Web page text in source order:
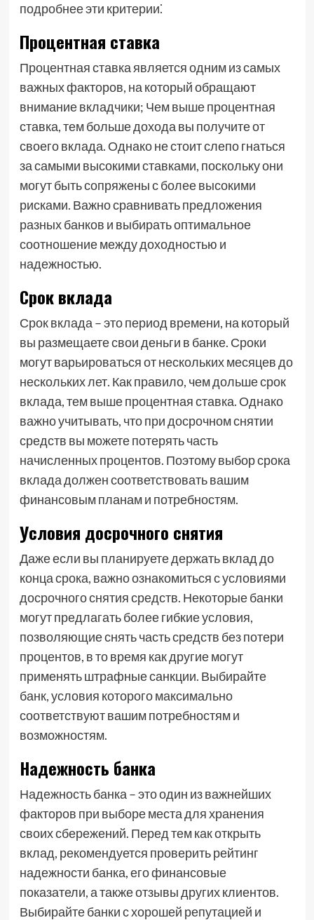
подробнее эти критерии⁚
Процентная ставка
Процентная ставка является одним из самых
важных факторов, на который обращают
внимание вкладчики; Чем выше процентная
ставка, тем больше дохода вы получите от
своего вклада. Однако не стоит слепо гнаться
за самыми высокими ставками, поскольку они
могут быть сопряжены с более высокими
рисками. Важно сравнивать предложения
разных банков и выбирать оптимальное
соотношение между доходностью и
надежностью.
Срок вклада
Срок вклада – это период времени, на который
вы размещаете свои деньги в банке. Сроки
могут варьироваться от нескольких месяцев до
нескольких лет. Как правило, чем дольше срок
вклада, тем выше процентная ставка. Однако
важно учитывать, что при досрочном снятии
средств вы можете потерять часть
начисленных процентов. Поэтому выбор срока
вклада должен соответствовать вашим
финансовым планам и потребностям.
Условия досрочного снятия
Даже если вы планируете держать вклад до
конца срока, важно ознакомиться с условиями
досрочного снятия средств. Некоторые банки
могут предлагать более гибкие условия,
позволяющие снять часть средств без потери
процентов, в то время как другие могут
применять штрафные санкции. Выбирайте
банк, условия которого максимально
соответствуют вашим потребностям и
возможностям.
Надежность банка
Надежность банка – это один из важнейших
факторов при выборе места для хранения
своих сбережений. Перед тем как открыть
вклад, рекомендуется проверить рейтинг
надежности банка, его финансовые
показатели, а также отзывы других клиентов.
Выбирайте банки с хорошей репутацией и